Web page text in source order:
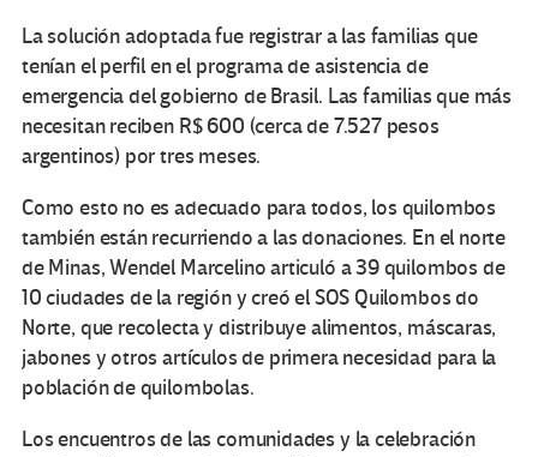
La solución adoptada fue registrar a las familias que
tenían el perfil en el programa de asistencia de
emergencia del gobierno de Brasil. Las familias que más
necesitan reciben R$ 600 (cerca de 7.527 pesos
argentinos) por tres meses.
Como esto no es adecuado para todos, los quilombos
también están recurriendo a las donaciones. En el norte
de Minas, Wendel Marcelino articuló a 39 quilombos de
10 ciudades de la región y creó el SOS Quilombos do
Norte, que recolecta y distribuye alimentos, máscaras,
jabones y otros artículos de primera necesidad para la
población de quilombolas.
Los encuentros de las comunidades y la celebración